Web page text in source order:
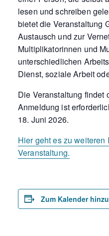
lesen und schreiben
bietet die Veranstaltung
Austausch und zur
Multiplikatorinnen und
unterschiedlichen
Dienst, soziale Arbeit
Die Veranstaltung findet
Anmeldung ist
18. Juni 2026.
Hier geht es zu weiteren
Veranstaltung.
Zum Kalender